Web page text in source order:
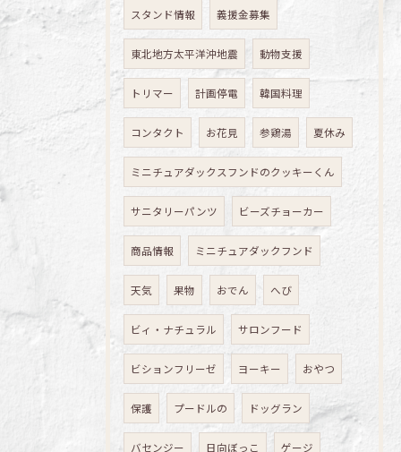
スタンド情報 義援金募集
東北地方太平洋沖地震 動物支援
トリマー 計画停電 韓国料理
コンタクト お花見 参鶏湯 夏休み
ミニチュアダックスフンドのクッキーくん
サニタリーパンツ ビーズチョーカー
商品情報 ミニチュアダックフンド
天気 果物 おでん へび
ビィ・ナチュラル サロンフード
ビションフリーゼ ヨーキー おやつ
保護 プードルの ドッグラン
バセンジー 日向ぼっこ ゲージ